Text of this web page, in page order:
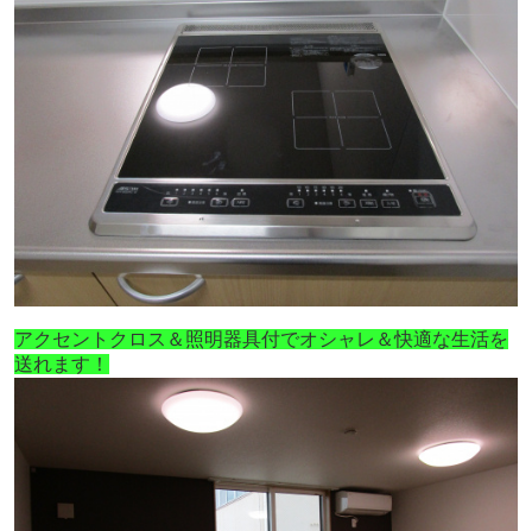
アクセントクロス＆照明器具付でオシャレ＆快適な生活を
送れます！